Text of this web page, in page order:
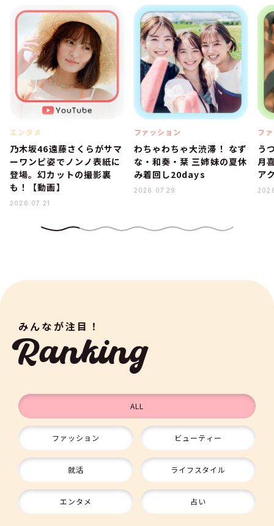
エンタメ
乃木坂46遠藤さくらがサマ
ーワンピ姿でノンノ表紙に
登場。幻カットの撮影裏
も！【動画】
2026.07.21
ファッション
わちゃわちゃ大渋滞！ なず
な・和奏・栞 三姉妹の夏休
み着回し20days
2026.07.29
フ
う
月
ア
みんなが注目！
Ranking
ALL
ファッション ビューティー
就活 ライフスタイル
エンタメ 占い
9
10